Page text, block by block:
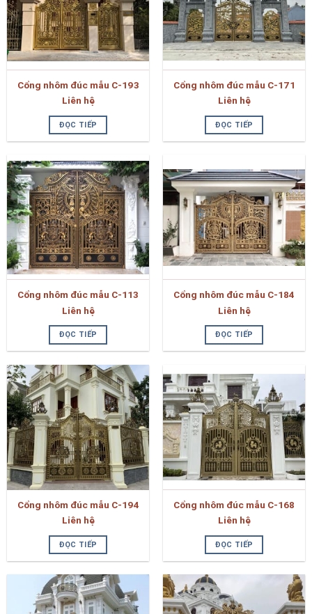
Cổng nhôm đúc mẫu C-193
Liên hệ
ĐỌC TIẾP
Cổng nhôm đúc mẫu C-171
Liên hệ
ĐỌC TIẾP
Cổng nhôm đúc mẫu C-113
Liên hệ
ĐỌC TIẾP
Cổng nhôm đúc mẫu C-184
Liên hệ
ĐỌC TIẾP
Cổng nhôm đúc mẫu C-194
Liên hệ
ĐỌC TIẾP
Cổng nhôm đúc mẫu C-168
Liên hệ
ĐỌC TIẾP